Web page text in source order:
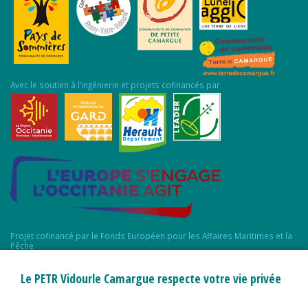
Avec le soutien à l’ingénierie et projets cofinancés par
Projet cofinancé par le Fonds Européen pour les Affaires Maritimes et la
Pêche
Le PETR Vidourle Camargue respecte votre vie privée